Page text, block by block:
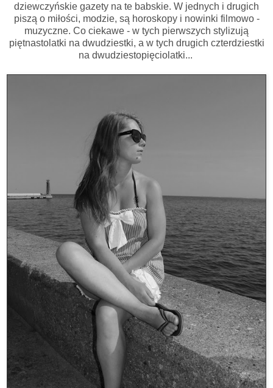
dziewczyńskie gazety na te babskie. W jednych i drugich
piszą o miłości, modzie, są horoskopy i nowinki filmowo -
muzyczne. Co ciekawe - w tych pierwszych stylizują
piętnastolatki na dwudziestki, a w tych drugich czterdziestki
na dwudziestopięciolatki...